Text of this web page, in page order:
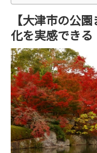
【大津市の公
化を実感できる